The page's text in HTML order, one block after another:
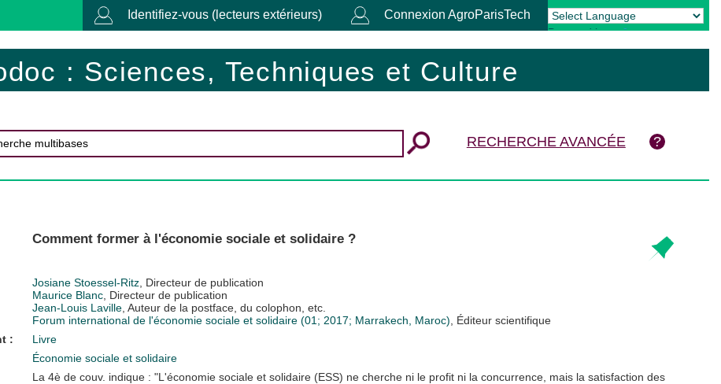
Identifiez-vous (lecteurs extérieurs) Connexion AgroParisTech
Powered by Translate
: Sciences, Techniques et Culture
RECHERCHE AVANCÉE
Comment former à l'économie sociale et solidaire ?
Josiane Stoessel-Ritz, Directeur de publication
Maurice Blanc, Directeur de publication
Jean-Louis Laville, Auteur de la postface, du colophon, etc.
Forum international de l'économie sociale et solidaire (01; 2017; Marrakech, Maroc) , Éditeur scientifique
:
Livre
Économie sociale et solidaire
La 4è de couv. indique : "L'économie sociale et solidaire (ESS) ne cherche ni le profit ni la concurrence, mais la satisfaction des